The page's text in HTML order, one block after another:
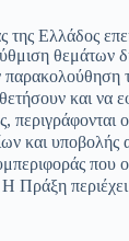
της Ελλάδος
θεμάτων
και
και
περιέχει